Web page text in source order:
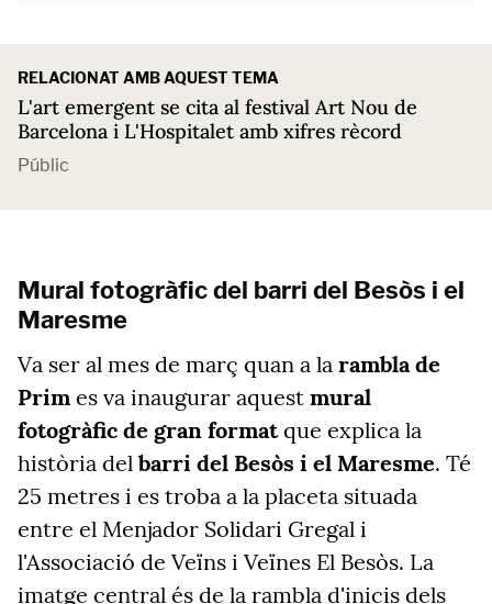
RELACIONAT AMB AQUEST TEMA
L'art emergent se cita al festival Art Nou de
Barcelona i L'Hospitalet amb xifres rècord
Públic
Mural fotogràfic del barri del Besòs i el
Maresme
Va ser al mes de març quan a la rambla de
Prim es va inaugurar aquest mural
fotogràfic de gran formatque explica la
història del barri del Besòs i el Maresme. Té
25 metres i es troba a la placeta situada
entre el Menjador Solidari Gregal i
l'Associació de Veïns i Veïnes El Besòs. La
imatge central és de la rambla d'inicis dels